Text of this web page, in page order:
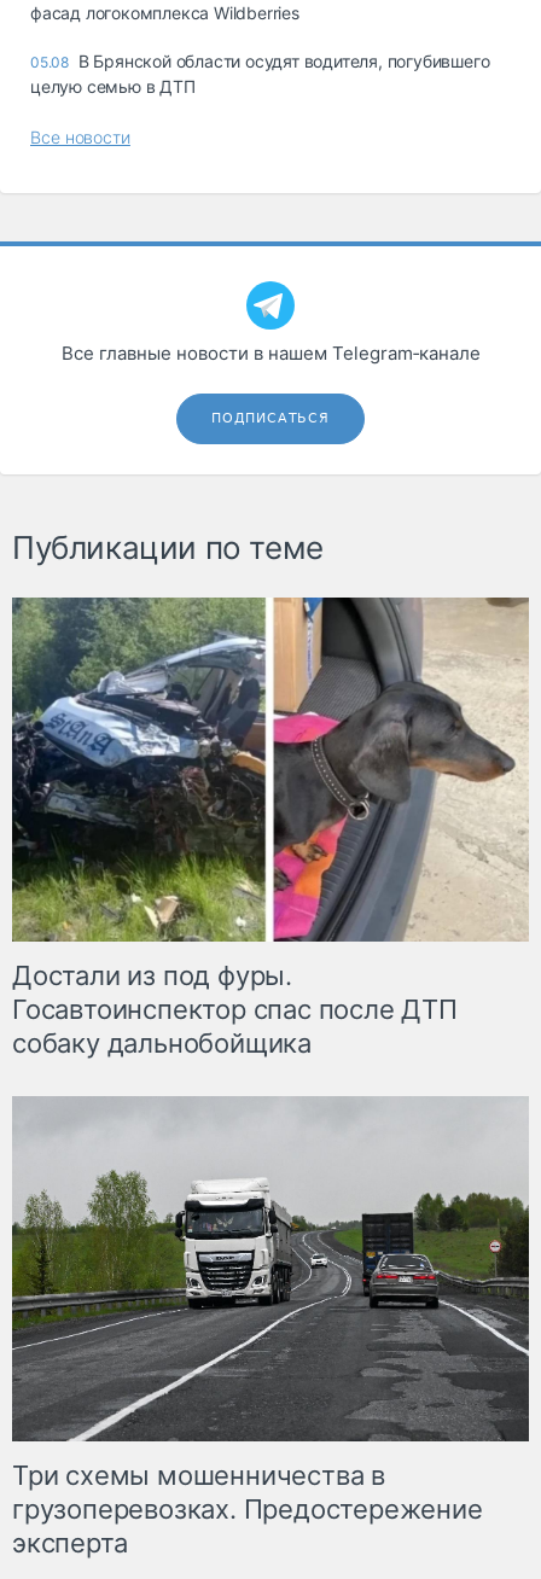
фасад логокомплекса Wildberries
05.08 В Брянской области осудят водителя, погубившего
целую семью в ДТП
Все новости
Все главные новости в нашем Telegram‑канале
ПОДПИСАТЬСЯ
Публикации по теме
Достали из под фуры.
Госавтоинспектор спас после ДТП
собаку дальнобойщика
Три схемы мошенничества в
грузоперевозках. Предостережение
эксперта